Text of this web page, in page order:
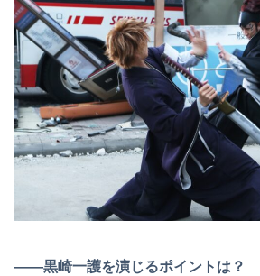
――黒崎一護を演じるポイントは？